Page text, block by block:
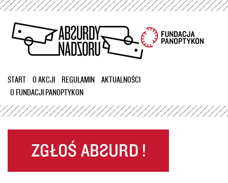
Przejdź
treści
START O AKCJI REGULAMIN
AKTUALNOŚCI
O FUNDACJI PANOPTYKON